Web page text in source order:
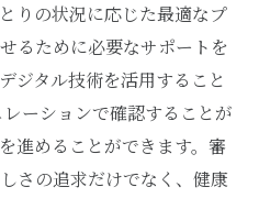
りの状況に応じた最適なプ
るために必要なサポートを
ジタル技術を活用すること
ーションで確認することが
進めることができます。審
さの追求だけでなく、健康